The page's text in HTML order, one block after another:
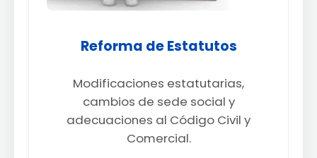
Reforma de Estatutos
Modificaciones estatutarias,
cambios de sede social y
adecuaciones al Código Civil y
Comercial.